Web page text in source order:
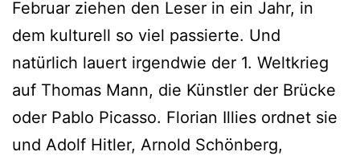
Februar ziehen den Leser in ein Jahr, in
dem kulturell so viel passierte. Und
natürlich lauert irgendwie der 1. Weltkrieg
auf Thomas Mann, die Künstler der Brücke
oder Pablo Picasso. Florian Illies ordnet sie
und Adolf Hitler, Arnold Schönberg,